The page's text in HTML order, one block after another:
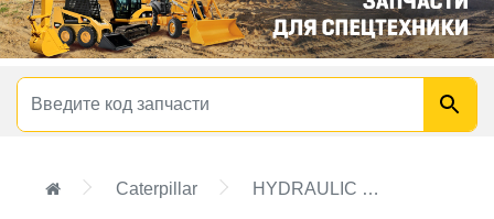
Caterpillar HYDRAULIC PUMP